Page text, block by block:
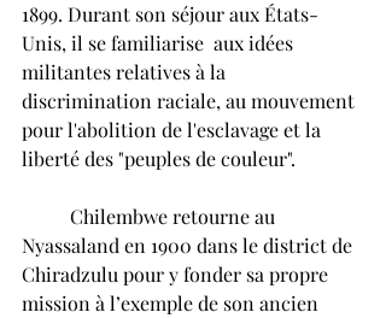
1899. Durant son séjour aux États-
Unis, il se familiarise  aux idées
militantes relatives à la
discrimination raciale, au mouvement
pour l'abolition de l'esclavage et la
liberté des "peuples de couleur".
Nyassaland en 1900 dans le district de
Chiradzulu pour y fonder sa propre
mission à l’exemple de son ancien